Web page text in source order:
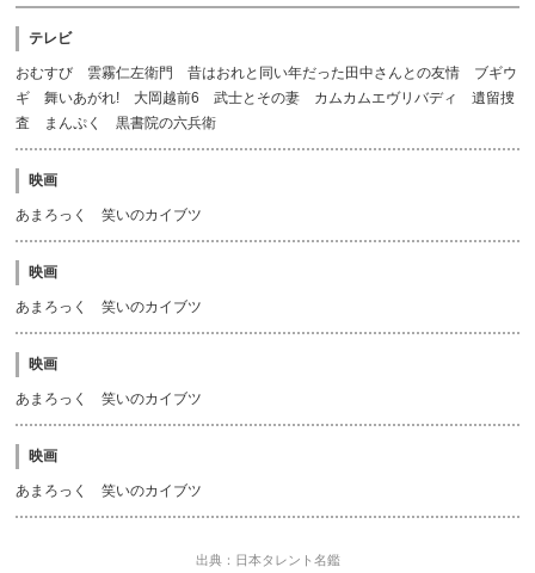
テレビ
おむすび 雲霧仁左衛門 昔はおれと同い年だった田中さんとの友情 ブギウ
ギ 舞いあがれ! 大岡越前6 武士とその妻 カムカムエヴリバディ 遺留捜
査 まんぷく 黒書院の六兵衛
映画
あまろっく 笑いのカイブツ
映画
あまろっく 笑いのカイブツ
映画
あまろっく 笑いのカイブツ
映画
あまろっく 笑いのカイブツ
出典：日本タレント名鑑